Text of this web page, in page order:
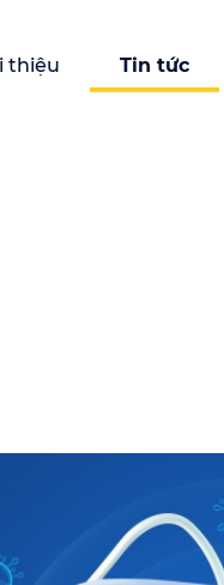
thiệu Tin tức